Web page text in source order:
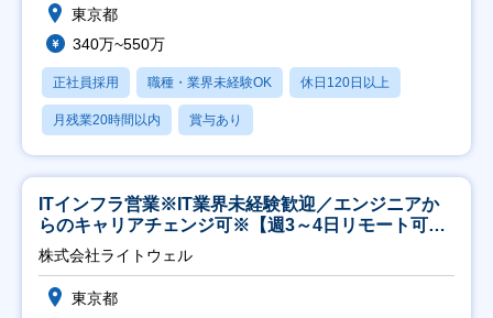
東京都
340万~550万
正社員採用 職種・業界未経験OK 休日120日以上
月残業20時間以内 賞与あり
ITインフラ営業※IT業界未経験歓迎／エンジニアか
らのキャリアチェンジ可※【週3～4日リモート可
能】
株式会社ライトウェル
東京都